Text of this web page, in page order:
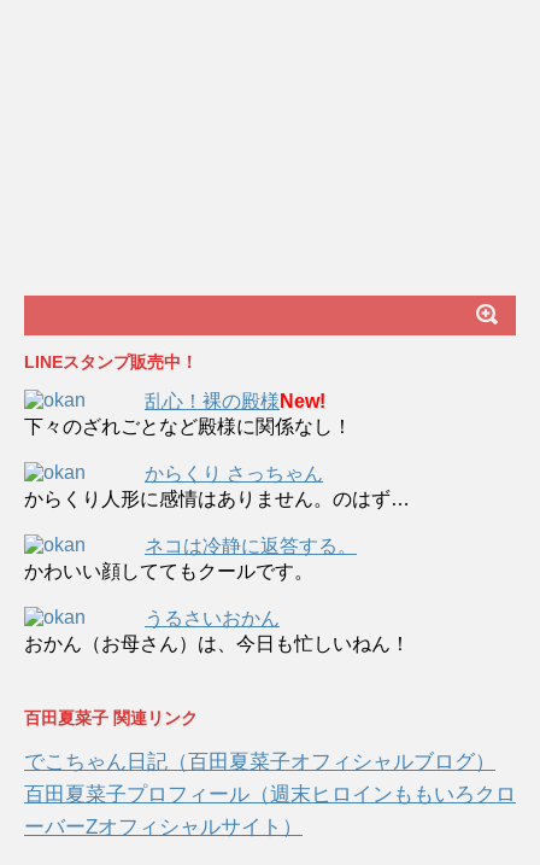
LINEスタンプ販売中！
乱心！裸の殿様 New!
下々のざれごとなど殿様に関係なし！
からくり さっちゃん
からくり人形に感情はありません。のはず…
ネコは冷静に返答する。
かわいい顔しててもクールです。
うるさいおかん
おかん（お母さん）は、今日も忙しいねん！
百田夏菜子 関連リンク
でこちゃん日記（百田夏菜子オフィシャルブログ）
百田夏菜子プロフィール（週末ヒロインももいろクロ
ーバーZオフィシャルサイト）